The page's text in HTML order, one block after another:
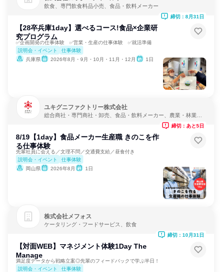
飲食、専門飲食料品小売、食品・飲料メーカー
【28卒兵庫1day】選べるコース!食品×企業研
究プログラム
✅企画開発の仕事体験 ✅営業・生産の仕事体験 ✅就活準備
説明会・イベント
仕事体験
兵庫県
2026年8月・9月・10月・11月・12月 1日
締切：8月31日
ユキグニファクトリー株式会社
総合商社・専門商社・卸売、食品・飲料メーカー、農業・林業・
8/19【1day】食品メーカー生産職 きのこを作
る仕事体験
先輩社員に会える／文理不問／交通費支給／昼食付き
説明会・イベント
仕事体験
岡山県
2026年8月 1日
締切：あと5日
株式会社メフォス
ケータリング・フードサービス、飲食
【対面WEB】マネジメント体験1Day The
Manage
満足度データから戦略立案◎先輩のフィードバックで学ぶ半日！
説明会・イベント
仕事体験
締切：10月31日